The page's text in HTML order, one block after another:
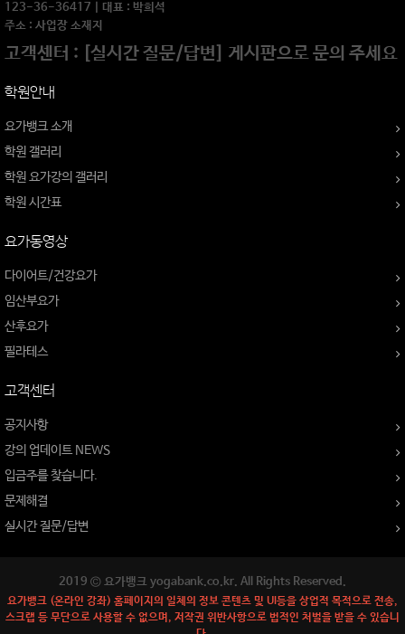
123-36-36417 | 대표 : 박희석
주소 : 사업장 소재지
고객센터 : [실시간 질문/답변] 게시판으로 문의 주세요
학원안내
요가뱅크 소개
학원 갤러리
학원 요가강의 갤러리
학원 시간표
요가동영상
다이어트/건강요가
임산부요가
산후요가
필라테스
고객센터
공지사항
강의 업데이트 NEWS
입금주를 찾습니다.
문제해결
실시간 질문/답변
2019 © 요가뱅크 yogabank.co.kr. All Rights Reserved.
요가뱅크 (온라인 강좌) 홈페이지의 일체의 정보 콘텐츠 및 UI등을 상업적 목적으로 전송,
스크랩 등 무단으로 사용할 수 없으며, 저작권 위반사항으로 법적인 처벌을 받을 수 있습니